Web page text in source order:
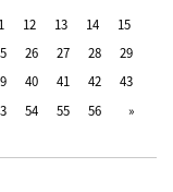
12 13 14
15
26 27 28
29
40 41 42
43
54 55 56